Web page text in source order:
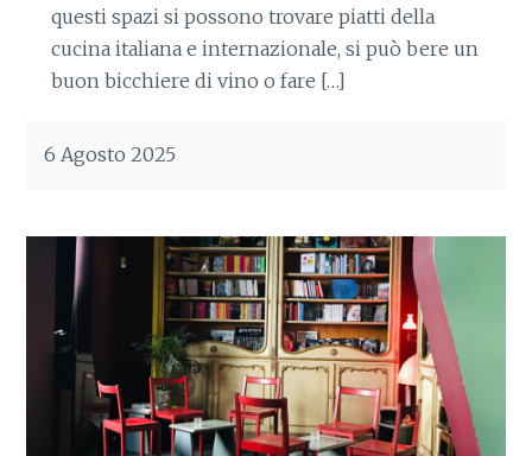
questi spazi si possono trovare piatti della
cucina italiana e internazionale, si può bere un
buon bicchiere di vino o fare […]
6 Agosto 2025